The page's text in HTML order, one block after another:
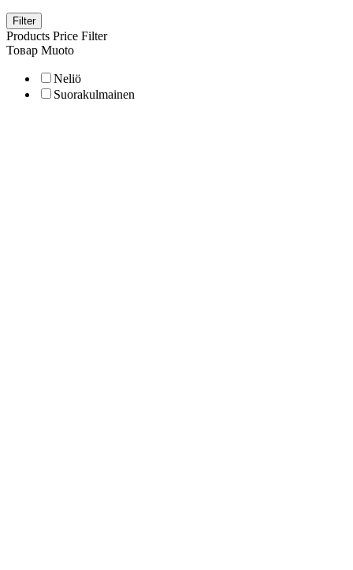
Filter
Products Price Filter
Товар Muoto
Neliö
Suorakulmainen